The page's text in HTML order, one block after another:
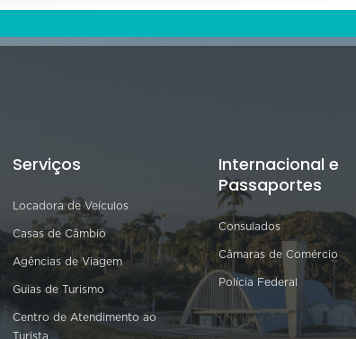
Serviços
Locadora de Veículos
Casas de Câmbio
Agências de Viagem
Guias de Turismo
Centro de Atendimento ao
Turista
Internacional e
Passaportes
Consulados
Câmaras de Comércio
Polícia Federal